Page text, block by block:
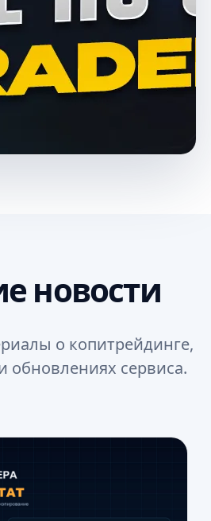
новости
о копитрейдинге,
обновлениях сервиса.